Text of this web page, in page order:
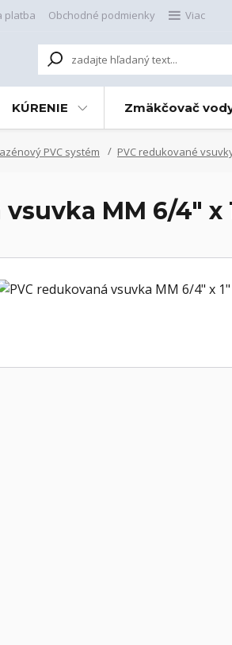
platba Obchodné podmienky Viac
KÚRENIE Zmäkčovač
PVC systém PVC redukované
MM 6/4" x